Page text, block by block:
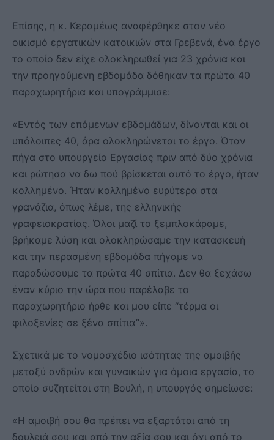
Επίσης, η κ. Κεραμέως αναφέρθηκε στον νέο
οικισμό εργατικών κατοικιών στα Γρεβενά, ένα έργο
το οποίο δεν είχε ολοκληρωθεί για 23 χρόνια και
την προηγούμενη εβδομάδα δόθηκαν τα πρώτα 40
παραχωρητήρια και υπογράμμισε:
«Εντός των επόμενων εβδομάδων, δίνονται και οι
υπόλοιπες 40, άρα ολοκληρώνεται το έργο. Όταν
πήγα στο υπουργείο Εργασίας πριν από δύο χρόνια
και ρώτησα να δω πού βρίσκεται αυτό το έργο, ήταν
κολλημένο. Ήταν κολλημένο ευρύτερα στα
γρανάζια, όπως λέμε, της ελληνικής
γραφειοκρατίας. Όλοι μαζί το ξεμπλοκάραμε,
βρήκαμε λύση και ολοκληρώσαμε την κατασκευή
και την περασμένη εβδομάδα πήγαμε να
παραδώσουμε τα πρώτα 40 σπίτια. Δεν θα ξεχάσω
έναν κύριο την ώρα που παρέλαβε το
παραχωρητήριο ήρθε και μου είπε “τέρμα οι
φιλοξενίες σε ξένα σπίτια”».
Σχετικά με το νομοσχέδιο ισότητας της αμοιβής
μεταξύ ανδρών και γυναικών για όμοια εργασία, το
οποίο συζητείται στη Βουλή, η υπουργός σημείωσε:
«Η αμοιβή σου θα πρέπει να εξαρτάται από τη
δουλειά σου και από την αξία σου και όχι από το